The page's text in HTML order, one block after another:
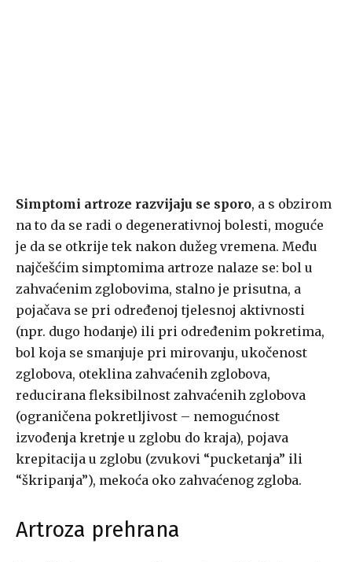
Simptomi artroze razvijaju se sporo, a s obzirom
na to da se radi o degenerativnoj bolesti, moguće
je da se otkrije tek nakon dužeg vremena. Među
najčešćim simptomima artroze nalaze se: bol u
zahvaćenim zglobovima, stalno je prisutna, a
pojačava se pri određenoj tjelesnoj aktivnosti
(npr. dugo hodanje) ili pri određenim pokretima,
bol koja se smanjuje pri mirovanju, ukočenost
zglobova, oteklina zahvaćenih zglobova,
reducirana fleksibilnost zahvaćenih zglobova
(ograničena pokretljivost – nemogućnost
izvođenja kretnje u zglobu do kraja), pojava
krepitacija u zglobu (zvukovi “pucketanja” ili
“škripanja”), mekoća oko zahvaćenog zgloba.
Artroza prehrana